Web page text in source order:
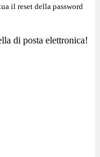
il reset della password
di posta elettronica!